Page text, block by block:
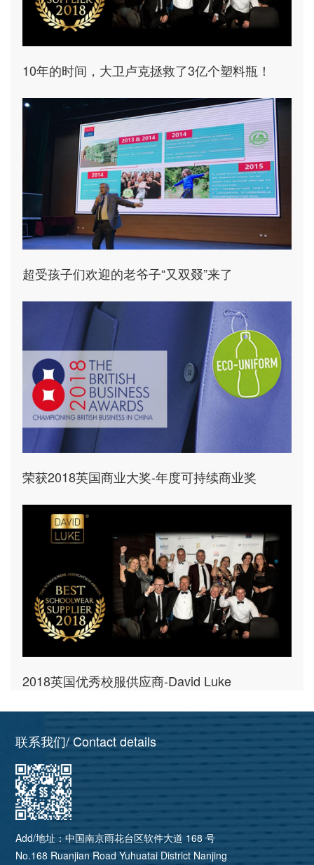
10年的时间，大卫卢克拯救了3亿个塑料瓶！
超受孩子们欢迎的老爷子“又双叕”来了
荣获2018英国商业大奖-年度可持续商业奖
2018英国优秀校服供应商-David Luke
联系我们/ Contact details
Add/地址：中国南京雨花台区软件大道 168 号
No.168 Ruanjian Road Yuhuatai District Nanjing